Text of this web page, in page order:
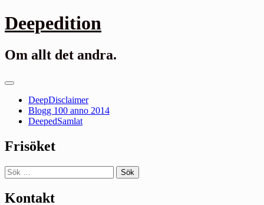
Gå
till
Deepedition
Om allt det andra.
Primär
DeepDisclaimer
Blogg 100 anno 2014
DeepedSamlat
Frisöket
Sök
efter:
Kontakt